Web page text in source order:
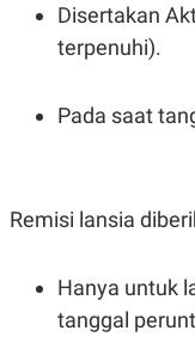
Disertakan
terpenuhi).
Pada saat
Remisi lansia
Hanya untuk
tanggal